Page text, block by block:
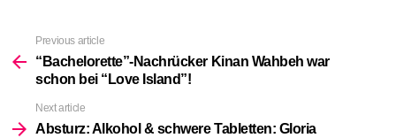
more
Previous article
“Bachelorette”-Nachrücker Kinan Wahbeh war
schon bei “Love Island”!
Next article
Absturz: Alkohol & schwere Tabletten: Gloria